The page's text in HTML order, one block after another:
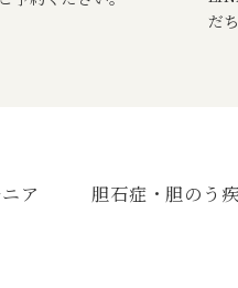
だ
ア 胆石症・胆のう